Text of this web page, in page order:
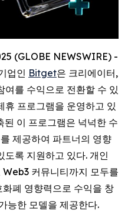
(GLOBE NEWSWIRE) -
업인 Bitget은 크리에이터,
여를 수익으로 전환할 수 있
휴 프로그램을 운영하고 있
이 프로그램은 넉넉한 수
제공하여 파트너의 영향
도록 지원하고 있다. 개인
커뮤니티까지 모두를
폐 영향력으로 수익을 창
능한 모델을 제공한다.